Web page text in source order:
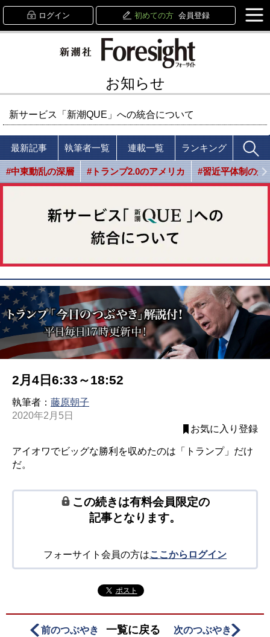
ログイン 初めての方 会員登録
お知らせ
新サービス「新潮QUE」への統合について
最新記事 執筆者一覧 連載一覧 ランキング
#中東動乱の深層 #トランプ2.0のアメリカ #習近平体制の光
2月4日6:33～18:52
執筆者： 藤原朝子
2020年2月5日
お気に入り登録
アイオワでビッグな勝利を収めたのは「トランプ」だけ
だ。
この続きは有料会員限定の
記事となります。
フォーサイト会員の方はここからログイン
ポスト
前のつぶやき 一覧に戻る 次のつぶやき